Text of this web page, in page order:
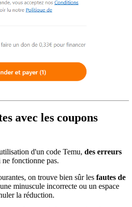
avec les coupons
d'un code Temu, des erreurs
fonctionne pas.
on trouve bien sûr les fautes de
minuscule incorrecte ou un espace
la réduction.